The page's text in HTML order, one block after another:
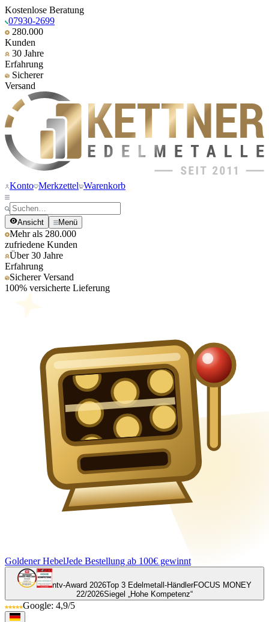
Kostenlose Beratung
07930-2699
280.000
Kunden
30 Jahre
Erfahrung
Sicherer
Versand
Konto Merkzettel Warenkorb
Ansicht Menü
Mehr als 280.000
zufriedene Kunden
Über 30 Jahre
Erfahrung
Sicherer Versand
100% versicherte Lieferung
Goldener HebelJede Bestellung ab 100€ gewinnt
ntv-Award 2026Top 3 Edelmetall-HändlerFOCUS MONEY
22/2026Siegel „Hohe Kompetenz“
Google: 4,9/5